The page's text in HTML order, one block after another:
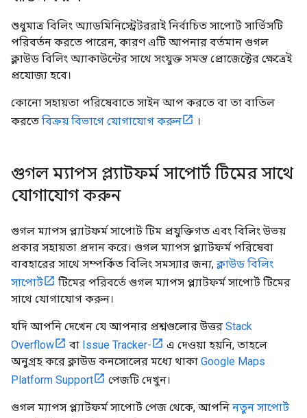
শুধুমাত্র বিলিং অ্যাডমিনিস্ট্রেটররাই নির্বাচিত সাপোর্ট সার্ভিসটি
পরিবর্তন করতে পারেন, কারণ এটি আপনার বর্তমান গুগল
ক্লাউড বিলিং অ্যাকাউন্টের সাথে সংযুক্ত সমস্ত প্রোজেক্টের ক্ষেত্রেই
প্রযোজ্য হবে।
কোনো সহায়তা পরিষেবাতে সাইন আপ করতে বা তা বাতিল
করতে বিক্রয় বিভাগে যোগাযোগ করুন ।
গুগল ম্যাপস প্ল্যাটফর্ম সাপোর্ট টিমের সাথে
যোগাযোগ করুন
গুগল ম্যাপস প্ল্যাটফর্ম সাপোর্ট টিম প্রযুক্তিগত এবং বিলিং উভয়
প্রকার সহায়তা প্রদান করে। গুগল ম্যাপস প্ল্যাটফর্ম পরিষেবা
ব্যবহারের সাথে সম্পর্কিত বিলিং সমস্যার জন্য,ক্লাউড বিলিং
সাপোর্ট
টিমের পরিবর্তে গুগল ম্যাপস প্ল্যাটফর্ম সাপোর্ট টিমের
সাথে যোগাযোগ করুন।
যদি আপনি দেখেন যে আপনার প্রশ্নগুলোর উত্তর Stack
Overflow
বা Issue Tracker-
এ দেওয়া হয়নি, তাহলে
অনুগ্রহ করে ক্লাউড কনসোলের মধ্যে থাকা Google Maps
Platform Support
পেজটি দেখুন।
গুগল ম্যাপস প্ল্যাটফর্ম সাপোর্ট পেজ থেকে, আপনি নতুন সাপোর্ট